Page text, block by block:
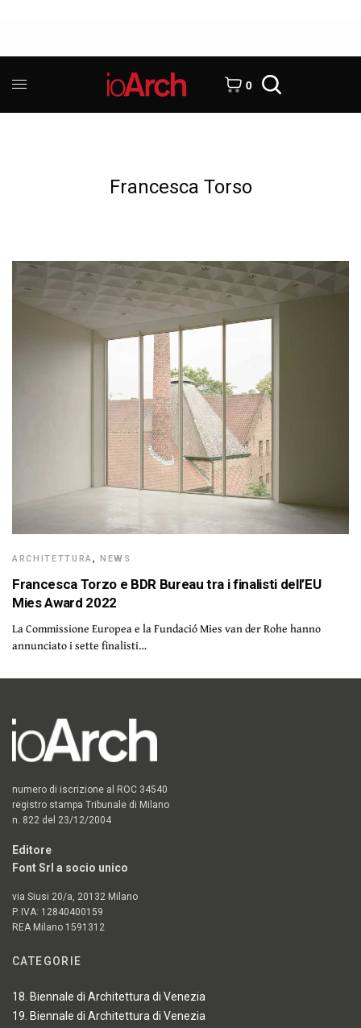
0
Francesca Torso
ARCHITETTURA,NEWS
Francesca Torzo e BDR Bureau tra i finalisti dell’EU
Mies Award 2022
La Commissione Europea e la Fundació Mies van der Rohe hanno
annunciato i sette finalisti…
numero di iscrizione al ROC 34540
registro stampa Tribunale di Milano
n. 822 del 23/12/2004
Editore
Font Srl a socio unico
via Siusi 20/a, 20132 Milano
P. IVA: 12840400159
REA Milano 1591312
CATEGORIE
18. Biennale di Architettura di Venezia
19. Biennale di Architettura di Venezia